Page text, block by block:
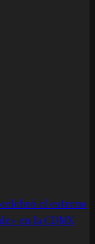
el estreno
en la CDMX